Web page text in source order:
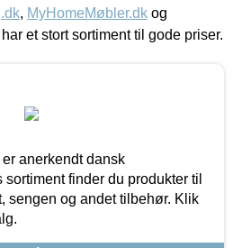
, MyHomeMøbler.dk og
et stort sortiment til gode priser.
anerkendt dansk
finder du produkter til
sengen og andet tilbehør. Klik